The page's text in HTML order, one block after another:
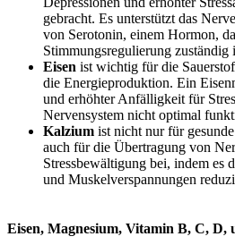
gebracht. Es unterstützt das
von Serotonin, einem Hormon,
Stimmungsregulierung zuständig
Eisen ist wichtig für die
die Energieproduktion. Ein
und erhöhter Anfälligkeit für
Nervensystem nicht optimal
Kalzium ist nicht nur für
auch für die Übertragung von
Stressbewältigung bei, indem es
und Muskelverspannungen
Eisen, Magnesium, Vitamin B, C, D,